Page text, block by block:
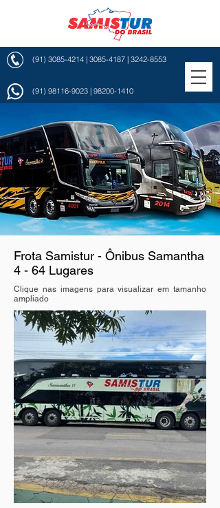
(91) 3085-4214 | 3085-4187 | 3242-8553
(91) 98116-9023 | 98200-1410
Frota Samistur - Ônibus Samantha
4 - 64 Lugares
Clique nas imagens para visualizar em tamanho
ampliado